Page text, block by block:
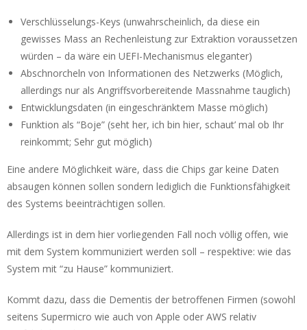
Verschlüsselungs-Keys (unwahrscheinlich, da diese ein
gewisses Mass an Rechenleistung zur Extraktion voraussetzen
würden – da wäre ein UEFI-Mechanismus eleganter)
Abschnorcheln von Informationen des Netzwerks (Möglich,
allerdings nur als Angriffsvorbereitende Massnahme tauglich)
Entwicklungsdaten (in eingeschränktem Masse möglich)
Funktion als “Boje” (seht her, ich bin hier, schaut’ mal ob Ihr
reinkommt; Sehr gut möglich)
Eine andere Möglichkeit wäre, dass die Chips gar keine Daten
absaugen können sollen sondern lediglich die Funktionsfähigkeit
des Systems beeinträchtigen sollen.
Allerdings ist in dem hier vorliegenden Fall noch völlig offen, wie
mit dem System kommuniziert werden soll – respektive: wie das
System mit “zu Hause” kommuniziert.
Kommt dazu, dass die Dementis der betroffenen Firmen (sowohl
seitens Supermicro wie auch von Apple oder AWS relativ